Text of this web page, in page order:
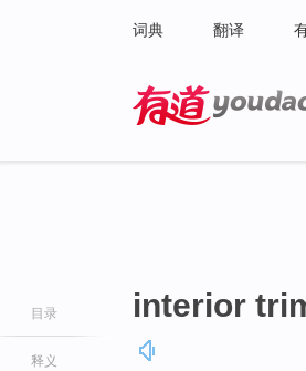
词典 翻译
目录
释义
interior